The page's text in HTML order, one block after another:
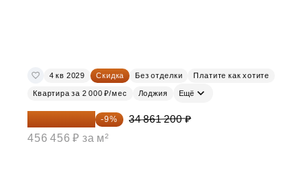
4 кв 2029 Скидка Без отделки Платите как хотите
Квартира за 2 000 ₽/мес Лоджия Ещё
31 723 692 ₽ -9%
34 861 200 ₽
456 456 ₽ за м²